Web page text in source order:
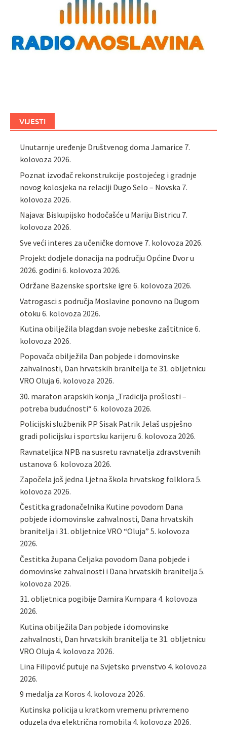
VIJESTI
Unutarnje uređenje Društvenog doma Jamarice 7.
kolovoza 2026.
Poznat izvođač rekonstrukcije postojećeg i gradnje
novog kolosjeka na relaciji Dugo Selo – Novska 7.
kolovoza 2026.
Najava: Biskupijsko hodočašće u Mariju Bistricu 7.
kolovoza 2026.
Sve veći interes za učeničke domove 7. kolovoza 2026.
Projekt dodjele donacija na području Općine Dvor u
2026. godini 6. kolovoza 2026.
Održane Bazenske sportske igre 6. kolovoza 2026.
Vatrogasci s područja Moslavine ponovno na Dugom
otoku 6. kolovoza 2026.
Kutina obilježila blagdan svoje nebeske zaštitnice 6.
kolovoza 2026.
Popovača obilježila Dan pobjede i domovinske
zahvalnosti, Dan hrvatskih branitelja te 31. obljetnicu
VRO Oluja 6. kolovoza 2026.
30. maraton arapskih konja „Tradicija prošlosti –
potreba budućnosti“ 6. kolovoza 2026.
Policijski službenik PP Sisak Patrik Jelaš uspješno
gradi policijsku i sportsku karijeru 6. kolovoza 2026.
Ravnateljica NPB na susretu ravnatelja zdravstvenih
ustanova 6. kolovoza 2026.
Započela još jedna Ljetna škola hrvatskog folklora 5.
kolovoza 2026.
Čestitka gradonačelnika Kutine povodom Dana
pobjede i domovinske zahvalnosti, Dana hrvatskih
branitelja i 31. obljetnice VRO “Oluja” 5. kolovoza
2026.
Čestitka župana Celjaka povodom Dana pobjede i
domovinske zahvalnosti i Dana hrvatskih branitelja 5.
kolovoza 2026.
31. obljetnica pogibije Damira Kumpara 4. kolovoza
2026.
Kutina obilježila Dan pobjede i domovinske
zahvalnosti, Dan hrvatskih branitelja te 31. obljetnicu
VRO Oluja 4. kolovoza 2026.
Lina Filipović putuje na Svjetsko prvenstvo 4. kolovoza
2026.
9 medalja za Koros 4. kolovoza 2026.
Kutinska policija u kratkom vremenu privremeno
oduzela dva električna romobila 4. kolovoza 2026.